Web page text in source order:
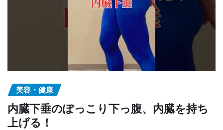
美容・健康
内臓下垂のぽっこり下っ腹、内臓を持ち
上げる！